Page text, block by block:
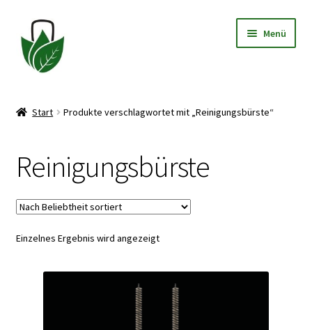
Zur
Navigation
springen
Zum
Inhalt
springen
Menü
Widerrufsbelehrung
Impressum
Start Produkte verschlagwortet mit „Reinigungsbürste“
Reinigungsbürste
Einzelnes Ergebnis wird angezeigt